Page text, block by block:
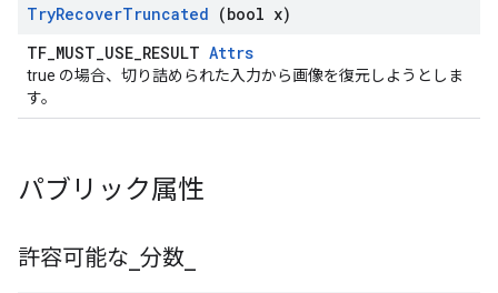
TryRecoverTruncated (bool x)
TF_MUST_USE_RESULT Attrs
true の場合、切り詰められた入力から画像を復元しようとしま
す。
パブリック属性
許容可能な 分数